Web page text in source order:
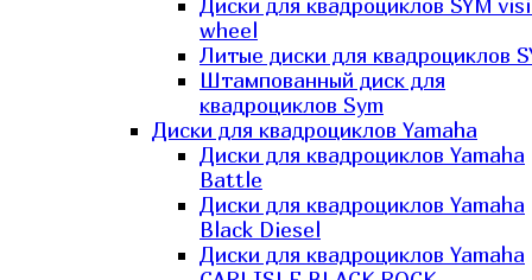
Диски для квадроциклов SYM
wheel
Литые диски для квадроциклов
Штампованный диск для
квадроциклов Sym
Диски для квадроциклов Yamaha
Диски для квадроциклов Yamaha
Battle
Диски для квадроциклов Yamaha
Black Diesel
Диски для квадроциклов Yamaha